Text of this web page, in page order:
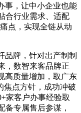
事，让中小企业也能
合行业需求、适配
点，实现全链从动
牌，针对出产制制
，数智来客品牌正
高质量增加，取广东
焦点方针，成功冲破
家客户办事经验取
备专属售后参谋，